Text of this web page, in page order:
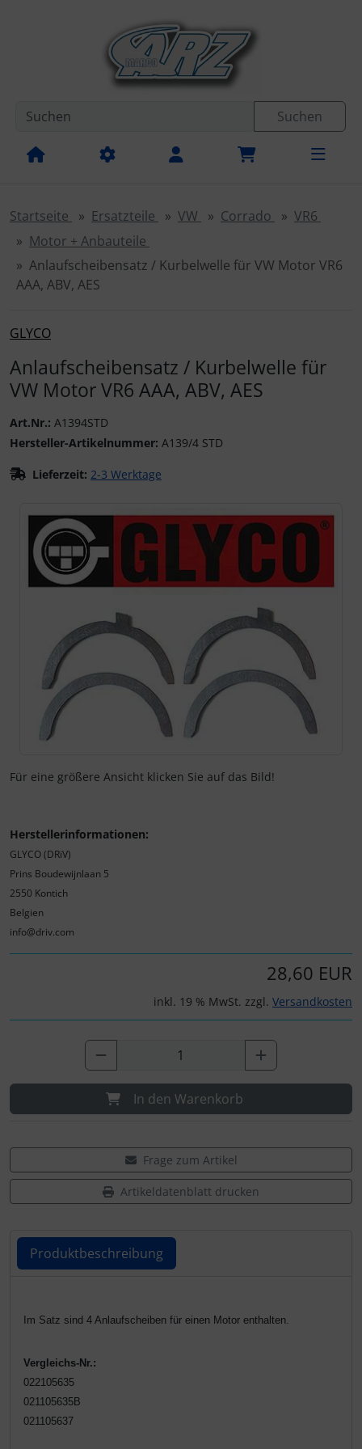
Suchen
Startseite Ersatzteile VW Corrado
VR6
Motor + Anbauteile
Anlaufscheibensatz / Kurbelwelle für VW Motor VR6
AAA, ABV, AES
GLYCO
Anlaufscheibensatz / Kurbelwelle für
VW Motor VR6 AAA, ABV, AES
Art.Nr.: A1394STD
Hersteller-Artikelnummer: A139/4 STD
Lieferzeit: 2-3 Werktage
Wenn mehr als ein Produktbild existiert, können Sie die
Für eine größere Ansicht klicken Sie auf das Bild!
Herstellerinformationen:
GLYCO (DRiV)
Prins Boudewijnlaan 5
2550 Kontich
Belgien
info@driv.com
28,60 EUR
inkl. 19 % MwSt. zzgl. Versandkosten
In den Warenkorb
Frage zum Artikel
Artikeldatenblatt drucken
Produktbeschreibung
Im Satz sind 4 Anlaufscheiben für einen Motor enthalten.
Vergleichs-Nr.:
022105635
021105635B
021105637